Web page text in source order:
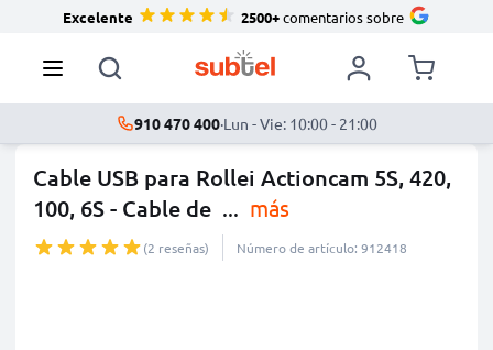
Excelente 2500+comentarios sobre
910 470 400·Lun - Vie: 10:00 - 21:00
Cable USB para Rollei Actioncam 5S, 420,
100, 6S - Cable de ... más
(2 reseñas) Número de artículo: 912418